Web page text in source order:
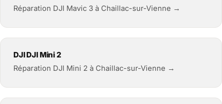
Réparation DJI Mavic 3 à Chaillac-sur-Vienne →
DJI DJI Mini 2
Réparation DJI Mini 2 à Chaillac-sur-Vienne →